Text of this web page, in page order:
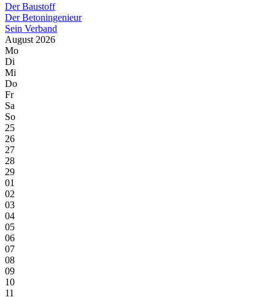
Der Baustoff
Der Betoningenieur
Sein Verband
August 2026
Mo
Di
Mi
Do
Fr
Sa
So
25
26
27
28
29
01
02
03
04
05
06
07
08
09
10
11